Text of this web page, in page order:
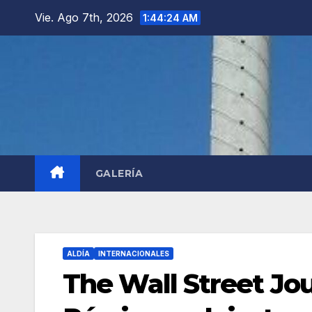
Vie. Ago 7th, 2026 1:44:26 AM
GALERÍA
ALDÍA INTERNACIONALES
The Wall Street